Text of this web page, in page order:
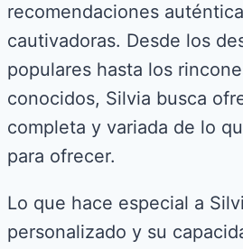
recomendaciones
cautivadoras. Desde los
populares hasta los
conocidos, Silvia busca
completa y variada de lo
para ofrecer.
Lo que hace especial a
personalizado y su